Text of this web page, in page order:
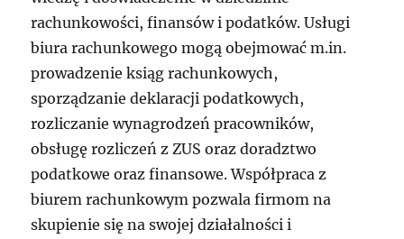
rachunkowości, finansów i podatków. Usługi
biura rachunkowego mogą obejmować m.in.
prowadzenie ksiąg rachunkowych,
sporządzanie deklaracji podatkowych,
rozliczanie wynagrodzeń pracowników,
obsługę rozliczeń z ZUS oraz doradztwo
podatkowe oraz finansowe. Współpraca z
biurem rachunkowym pozwala firmom na
skupienie się na swojej działalności i